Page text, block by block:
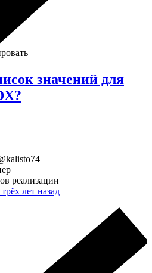
значений для
реализации
лет назад